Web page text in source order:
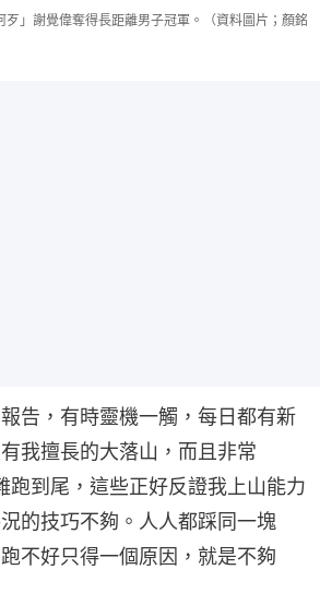
」謝覺偉奪得長距離男子冠軍。（資料圖片；顏銘
告，有時靈機一觸，每日都有新
我擅長的大落山，而且非常
跑到尾，這些正好反證我上山能力
的技巧不夠。人人都踩同一塊
不好只得一個原因，就是不夠